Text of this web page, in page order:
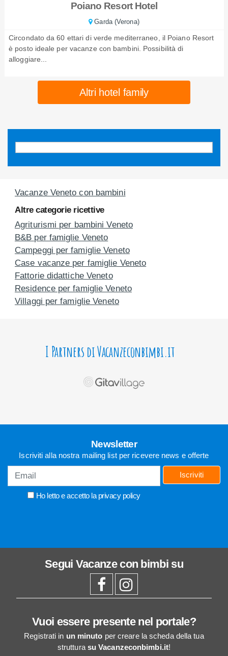
Poiano Resort Hotel
Garda (Verona)
Circondato da 60 ettari di verde mediterraneo, il Poiano Resort
è posto ideale per vacanze con bambini. Possibilità di
alloggiare...
Altri hotel family
Vacanze Veneto con bambini
Altre categorie ricettive
Agriturismi per bambini Veneto
B&B per famiglie Veneto
Campeggi per famiglie Veneto
Case vacanze per famiglie Veneto
Fattorie didattiche Veneto
Residence per famiglie Veneto
Villaggi per famiglie Veneto
I Partners di Vacanzeconbimbi.it
Newsletter
Iscriviti alla nostra mailing list per ricevere news e offerte
Ho letto e accetto la privacy policy
Iscriviti
Segui Vacanze con bimbi su
Vuoi essere presente nel portale?
Registrati in un minuto per creare la scheda della tua
struttura su Vacanzeconbimbi.it!